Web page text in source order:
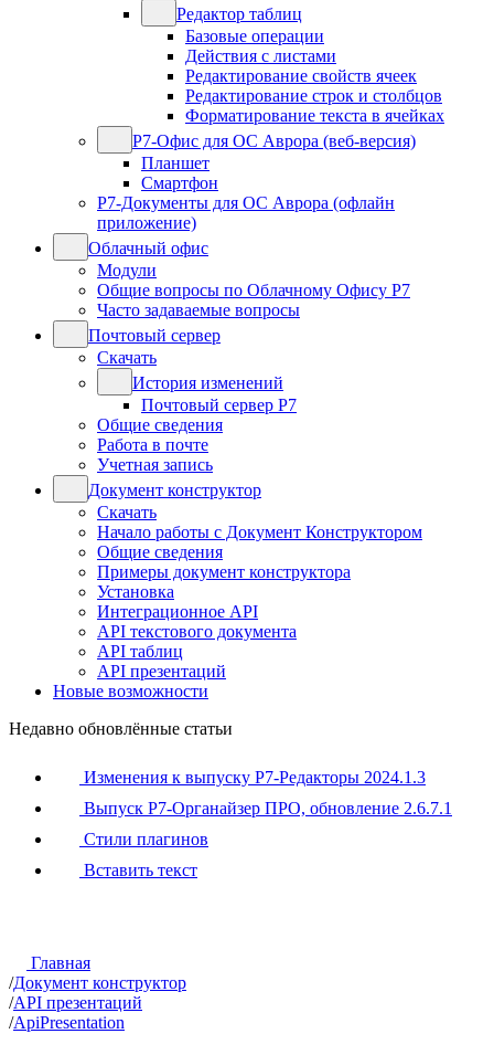
Редактор таблиц
Базовые операции
Действия с листами
Редактирование свойств ячеек
Редактирование строк и столбцов
Форматирование текста в ячейках
Р7-Офис для ОС Аврора (веб-версия)
Планшет
Смартфон
Р7-Документы для ОС Аврора (офлайн
приложение)
Облачный офис
Модули
Общие вопросы по Облачному Офису Р7
Часто задаваемые вопросы
Почтовый сервер
Скачать
История изменений
Почтовый сервер Р7
Общие сведения
Работа в почте
Учетная запись
Документ конструктор
Скачать
Начало работы с Документ Конструктором
Общие сведения
Примеры документ конструктора
Установка
Интеграционное API
API текстового документа
API таблиц
API презентаций
Новые возможности
Недавно обновлённые статьи
Изменения к выпуску Р7-Редакторы 2024.1.3
Выпуск Р7-Органайзер ПРО, обновление 2.6.7.1
Стили плагинов
Вставить текст
Главная
/Документ конструктор
/API презентаций
/ApiPresentation